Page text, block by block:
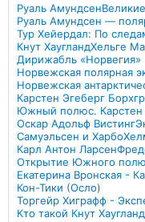
Руаль Амундсен
Руаль Амундсен —
Тур Хейердал: По
Кнут ХаугландХельге
Дирижабль «Норвегия»
Норвежская полярная
Норвежская
Карстен Эгеберг
Южный полюс. Карстен
Оскар Адольф Вистинг
Самуэльсен и Харбо
Карл Антон Ларсен
Открытие Южного
Екатерина Вронская -
Кон-Тики (Осло)
Торгейр Хиграфф -
Кто такой Кнут